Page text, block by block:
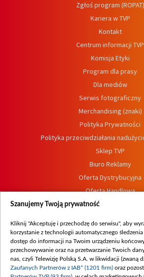
Zgłoś program (ROPAT)
Kariera w TVP
Kontakt
Centrum informacji TVP
Komisja Etyki
Program dla prasy
Dla mediów
Serwis fotograficzny
Merchandising (znaki)
Polityka Prywatności
Polityka przeciwdziałania
Sklep TVP
Biuro Reklamy
Oferta Dystrybucyjna
Oferta Handlowa
Dostępność
Procedura zgłoszeń
Szanujemy Twoją prywatność
Kliknij "Akceptuję i przechodzę do serwisu", aby
korzystanie z technologii automatycznego śledzenia
dostęp do informacji na Twoim urządzeniu
przechowywanie oraz na przetwarzanie Twoich
nas, czyli Telewizję Polską S.A. w likwidacji (zwaną
Zaufanych Partnerów z IAB* (1201 firm) oraz